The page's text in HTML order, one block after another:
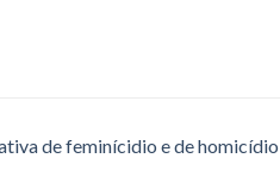
de feminícidio e de homicídio